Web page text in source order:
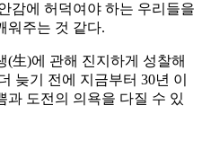
감에 허덕여야 하는 우리들을
워주는 것 같다.
(生)에 관해 진지하게 성찰해
늦기 전에 지금부터 30년 이
과 도전의 의욕을 다질 수 있